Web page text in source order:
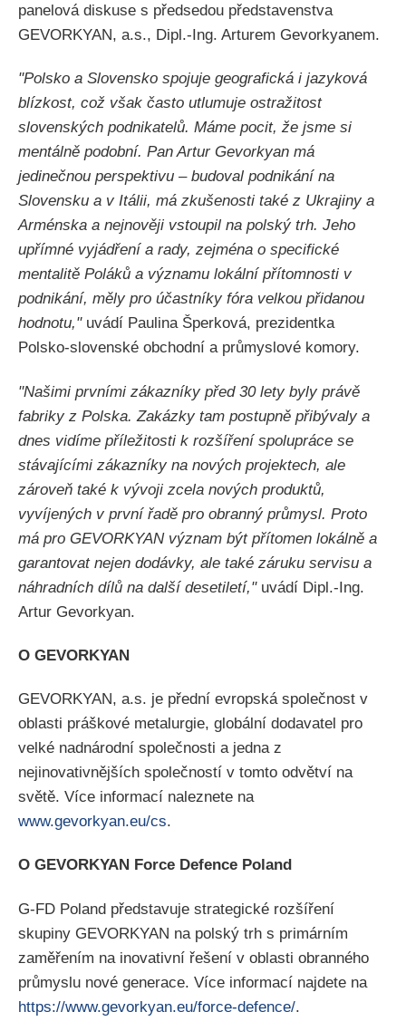
panelová diskuse s předsedou představenstva
GEVORKYAN, a.s., Dipl.-Ing. Arturem Gevorkyanem.
"Polsko a Slovensko spojuje geografická i jazyková
blízkost, což však často utlumuje ostražitost
slovenských podnikatelů. Máme pocit, že jsme si
mentálně podobní. Pan Artur Gevorkyan má
jedinečnou perspektivu – budoval podnikání na
Slovensku a v Itálii, má zkušenosti také z Ukrajiny a
Arménska a nejnověji vstoupil na polský trh. Jeho
upřímné vyjádření a rady, zejména o specifické
mentalitě Poláků a významu lokální přítomnosti v
podnikání, měly pro účastníky fóra velkou přidanou
hodnotu,"uvádí Paulina Šperková, prezidentka
Polsko-slovenské obchodní a průmyslové komory.
"Našimi prvními zákazníky před 30 lety byly právě
fabriky z Polska. Zakázky tam postupně přibývaly a
dnes vidíme příležitosti k rozšíření spolupráce se
stávajícími zákazníky na nových projektech, ale
zároveň také k vývoji zcela nových produktů,
vyvíjených v první řadě pro obranný průmysl. Proto
má pro GEVORKYAN význam být přítomen lokálně a
garantovat nejen dodávky, ale také záruku servisu a
náhradních dílů na další desetiletí,"uvádí Dipl.-Ing.
Artur Gevorkyan.
O GEVORKYAN
GEVORKYAN, a.s. je přední evropská společnost v
oblasti práškové metalurgie, globální dodavatel pro
velké nadnárodní společnosti a jedna z
nejinovativnějších společností v tomto odvětví na
světě. Více informací naleznete na
www.gevorkyan.eu/cs.
O GEVORKYAN Force Defence Poland
G-FD Poland představuje strategické rozšíření
skupiny GEVORKYAN na polský trh s primárním
zaměřením na inovativní řešení v oblasti obranného
průmyslu nové generace. Více informací najdete na
https://www.gevorkyan.eu/force-defence/.